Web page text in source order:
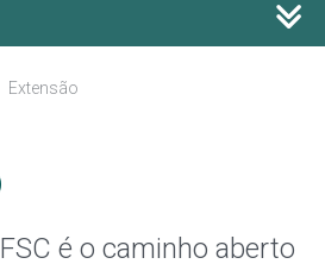
Extensão
Extensão
é o caminho aberto